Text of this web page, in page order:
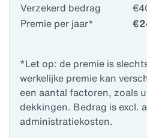
Verzekerd bedrag
Premie per jaar*
*Let op: de premie is
werkelijke premie kan
een aantal factoren, zoals
dekkingen. Bedrag is excl.
administratiekosten.